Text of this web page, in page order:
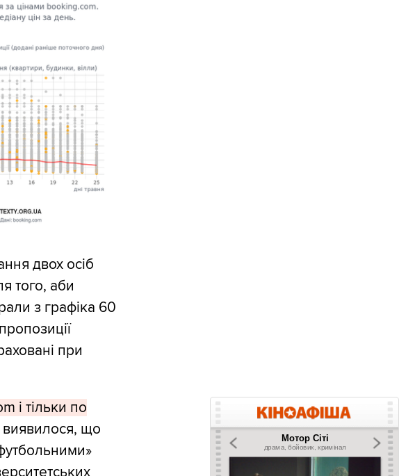
двох осіб
того, аби
з графіка 60
при
і тільки по
виявилося, що